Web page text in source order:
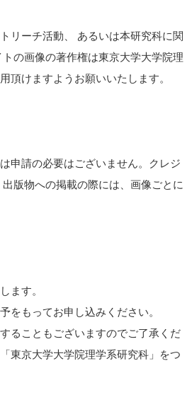
リーチ活動、 あるいは本研究科に関
の画像の著作権は東京大学大学院理
頂けますようお願いいたします。
申請の必要はございません。クレジ
版物への掲載の際には、画像ごとに
ます。
をもってお申し込みください。
ることもございますのでご了承くだ
東京大学大学院理学系研究科」をつ